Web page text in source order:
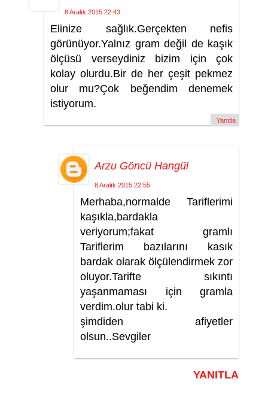
8 Aralık 2015 22:43
Elinize sağlık.Gerçekten nefis
görünüyor.Yalnız gram değil de kaşık
ölçüsü verseydiniz bizim için çok
kolay olurdu.Bir de her çeşit pekmez
olur mu?Çok beğendim denemek
istiyorum.
Yanıtla
Arzu Göncü Hangül
8 Aralık 2015 22:55
Merhaba,normalde Tariflerimi
kaşıkla,bardakla
veriyorum;fakat gramlı
Tariflerim bazılarını kasık
bardak olarak ölçülendirmek zor
oluyor.Tarifte sıkıntı
yaşanmaması için gramla
verdim.olur tabi ki.
şimdiden afiyetler
olsun..Sevgiler
YANITLA